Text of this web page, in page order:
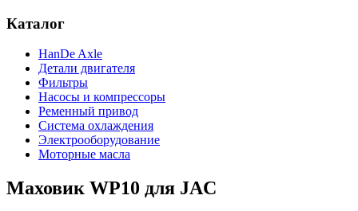
Каталог
HanDe Axle
Детали двигателя
Фильтры
Насосы и компрессоры
Ременный привод
Система охлаждения
Электрооборудование
Моторные масла
Маховик WP10 для JAC